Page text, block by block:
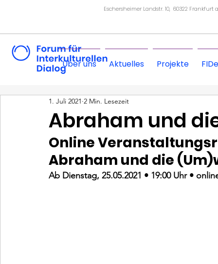
Eschersheimer Landstr. 10, 60322 Frankfurt
Über uns Aktuelles Projekte
Abraham und
1. Juli 2021 2 Min. Lesezeit
Online
Abraham und die
Ab Dienstag, 25.05.2021 • 19:00 Uhr •